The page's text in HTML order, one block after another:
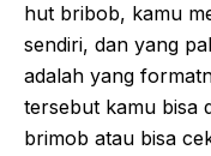
hut bribob, kamu
sendiri, dan yang
adalah yang
tersebut kamu bisa
brimob atau bisa